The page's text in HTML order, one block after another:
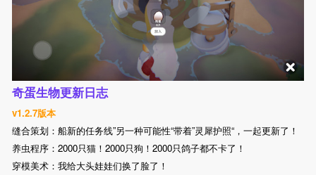
奇蛋生物更新日志
v1.2.7版本
缝合策划：船新的任务线”另一种可能性“带着”灵犀护照“，一起更新了！
养虫程序：2000只猫！2000只狗！2000只鸽子都不卡了！
穿模美术：我给大头娃娃们换了脸了！